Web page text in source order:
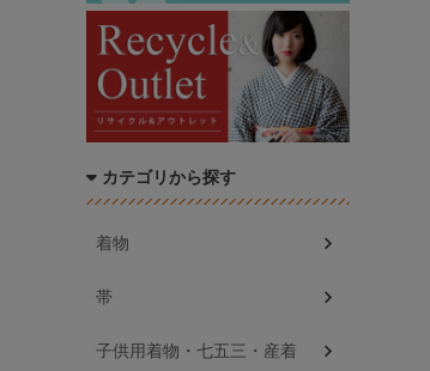
カテゴリから探す
着物
帯
子供用着物・七五三・産着